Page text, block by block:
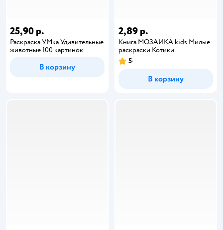
25,90 р.
Раскраска УМка Удивительные
животные 100 картинок
В корзину
2,89 р.
Книга МОЗАИКА kids Милые
раскраски Котики
5
В корзину